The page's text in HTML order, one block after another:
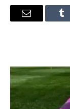
Tumblr
البريد